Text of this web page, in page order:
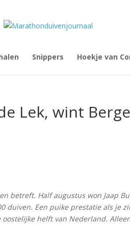
Snippers Hoekje van
Lek, wint
betreft. Half augustus won Jaap
duiven. Een puike prestatie als je
helft van Nederland.